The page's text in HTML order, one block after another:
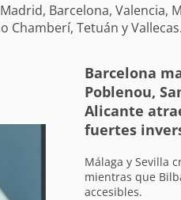
Barcelona, Valencia,
Chamberí, Tetuán y Vallecas.
Barcelona
Poblenou,
Alicante
fuertes
Málaga y Sevilla
mientras que
accesibles.